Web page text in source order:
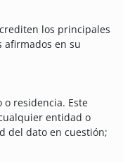
los principales
afirmados en su
residencia. Este
entidad o
del dato en cuestión;